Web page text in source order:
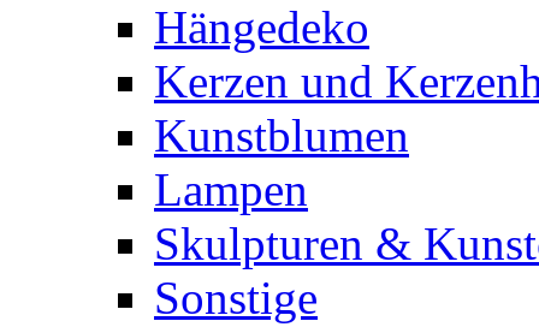
Hängedeko
Kerzen und
Kunstblumen
Lampen
Skulpturen &
Sonstige